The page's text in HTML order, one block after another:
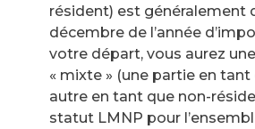
résident) est généralement
décembre de l’année
votre départ, vous aurez
« mixte » (une partie en
autre en tant que non-
statut LMNP pour